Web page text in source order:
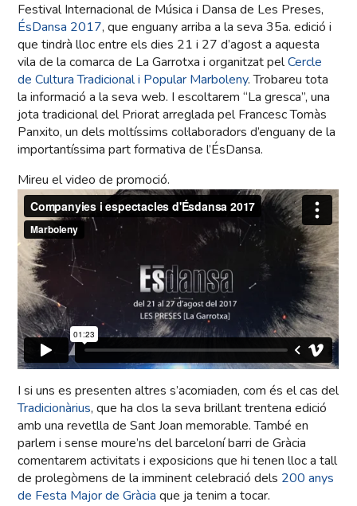
Festival Internacional de Música i Dansa de Les Preses,
ÉsDansa 2017, que enguany arriba a la seva 35a. edició i
que tindrà lloc entre els dies 21 i 27 d’agost a aquesta
vila de la comarca de La Garrotxa i organitzat pelCercle
de Cultura Tradicional i Popular Marboleny. Trobareu tota
la informació a la seva web. I escoltarem “La gresca”, una
jota tradicional del Priorat arreglada pel Francesc Tomàs
Panxito, un dels moltíssims col·laboradors d’enguany de la
importantíssima part formativa de l’ÉsDansa.
Mireu el video de promoció.
I si uns es presenten altres s’acomiaden, com és el cas del
Tradicionàrius, que ha clos la seva brillant trentena edició
amb una revetlla de Sant Joan memorable. També en
parlem i sense moure’ns del barceloní barri de Gràcia
comentarem activitats i exposicions que hi tenen lloc a tall
de prolegòmens de la imminent celebració dels 200 anys
de Festa Major de Gràcia que ja tenim a tocar.